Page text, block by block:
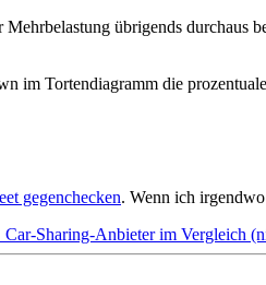
übrigends
im Tortendiagramm die
gegenchecken. Wenn ich
Car-Sharing-Anbieter im Vergleich